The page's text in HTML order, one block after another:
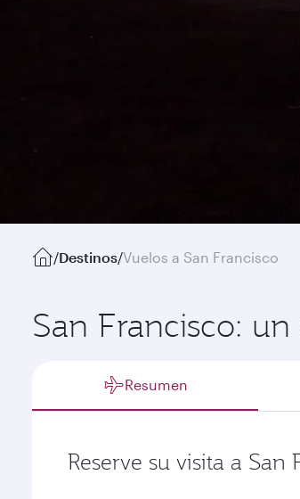
/Destinos/Vuelos a San Francisco
San Francisco:
Resumen
Reserve su visita a San